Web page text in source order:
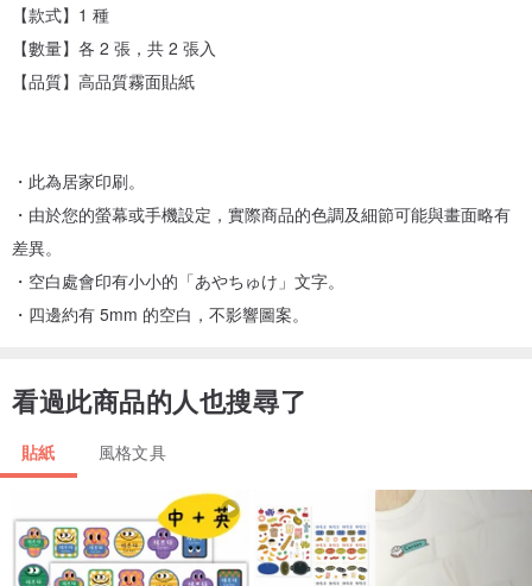
【款式】1 種
【數量】各 2 張，共 2 張入
【品質】高品質霧面貼紙
・此為居家印刷。
・由於您的螢幕或手機設定，實際商品的色調及細節可能與畫面略有
差異。
・空白處會印有小小的「あやちゅけ」文字。
・四邊約有 5mm 的空白，不影響圖案。
看過此商品的人也搜尋了
貼紙 風格文具